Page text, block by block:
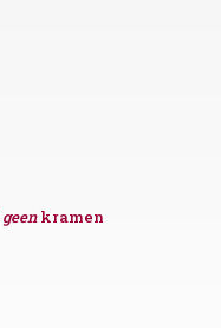
geenkramen